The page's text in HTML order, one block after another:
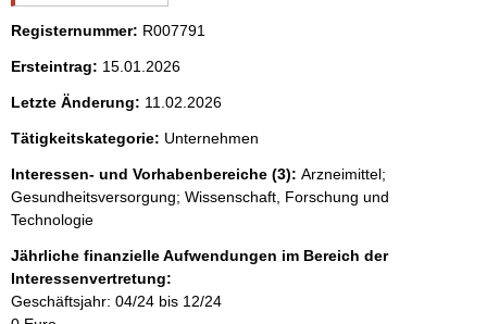
i
c
t
g
r
n
w
i
s
:
Registernummer: R007791
Ersteintrag: 15.01.2026
Letzte Änderung: 11.02.2026
Tätigkeitskategorie: Unternehmen
Interessen- und Vorhabenbereiche (3): Arzneimittel;
Gesundheitsversorgung; Wissenschaft, Forschung und
Technologie
Jährliche finanzielle Aufwendungen im Bereich der
Interessenvertretung:
Geschäftsjahr: 04/24 bis 12/24